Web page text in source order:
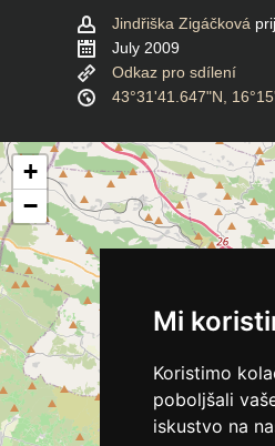
Mi
Koristimo
poboljšali
iskustvo na
Jindřiška Zigáčková
July 2009
Odkaz pro sdílení
43°31'41.647"N,
+
−